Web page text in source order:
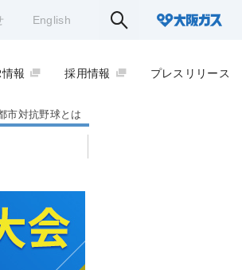
English
情報 採用情報 プレスリリース
市対抗野球とは